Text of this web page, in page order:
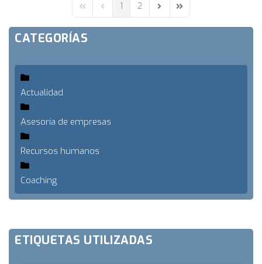
First PagePrevious Page
1 2 Next PageLast Page
CATEGORÍAS
Actualidad
Asesoría de empresas
Recursos humanos
Coaching
ETIQUETAS UTILIZADAS